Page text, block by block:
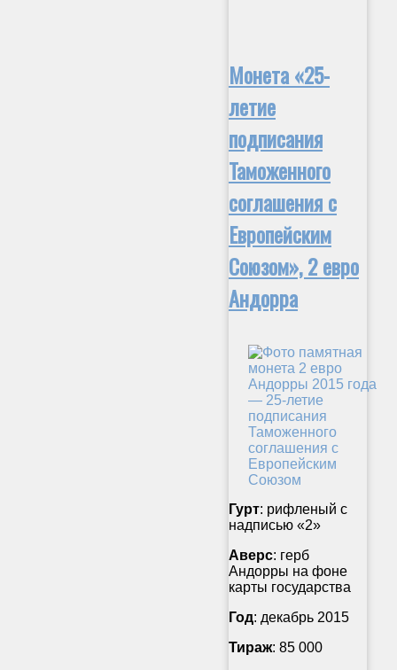
Монета «25-
летие
подписания
Таможенного
соглашения с
Европейским
Союзом», 2 евро
Андорра
Гурт: рифленый с
надписью «2»
Аверс: герб
Андорры на фоне
карты государства
Год: декабрь 2015
Тираж: 85 000